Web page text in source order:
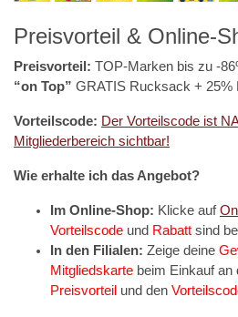
Preisvorteil & Online-
Preisvorteil: TOP-Marken bis zu -
“on Top” GRATIS Rucksack + 25%
Vorteilscode: Der Vorteilscode ist
Mitgliederbereich sichtbar!
Wie erhalte ich das Angebot?
Im Online-Shop: Klicke auf
Vorteilscode und Rabatt sind
In den Filialen: Zeige deine
Mitgliedskarte beim Einkauf an
Preisvorteil und den